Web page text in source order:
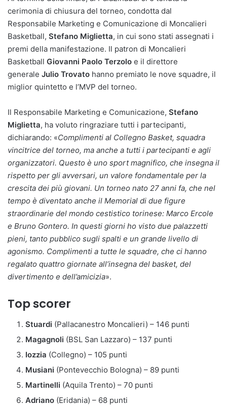
cerimonia di chiusura del torneo, condotta dal
Responsabile Marketing e Comunicazione di Moncalieri
Basketball, Stefano Miglietta, in cui sono stati assegnati i
premi della manifestazione. Il patron di Moncalieri
Basketball Giovanni Paolo Terzolo e il direttore
generale Julio Trovato hanno premiato le nove squadre, il
miglior quintetto e l’MVP del torneo.
Il Responsabile Marketing e Comunicazione, Stefano
Miglietta, ha voluto ringraziare tutti i partecipanti,
dichiarando: «Complimenti al Collegno Basket, squadra
vincitrice del torneo, ma anche a tutti i partecipanti e agli
organizzatori. Questo è uno sport magnifico, che insegna il
rispetto per gli avversari, un valore fondamentale per la
crescita dei più giovani. Un torneo nato 27 anni fa, che nel
tempo è diventato anche il Memorial di due figure
straordinarie del mondo cestistico torinese: Marco Ercole
e Bruno Gontero. In questi giorni ho visto due palazzetti
pieni, tanto pubblico sugli spalti e un grande livello di
agonismo. Complimenti a tutte le squadre, che ci hanno
regalato quattro giornate all’insegna del basket, del
divertimento e dell’amicizia».
Top scorer
Stuardi (Pallacanestro Moncalieri) – 146 punti
Magagnoli (BSL San Lazzaro) – 137 punti
Iozzia (Collegno) – 105 punti
Musiani (Pontevecchio Bologna) – 89 punti
Martinelli (Aquila Trento) – 70 punti
Adriano (Eridania) – 68 punti